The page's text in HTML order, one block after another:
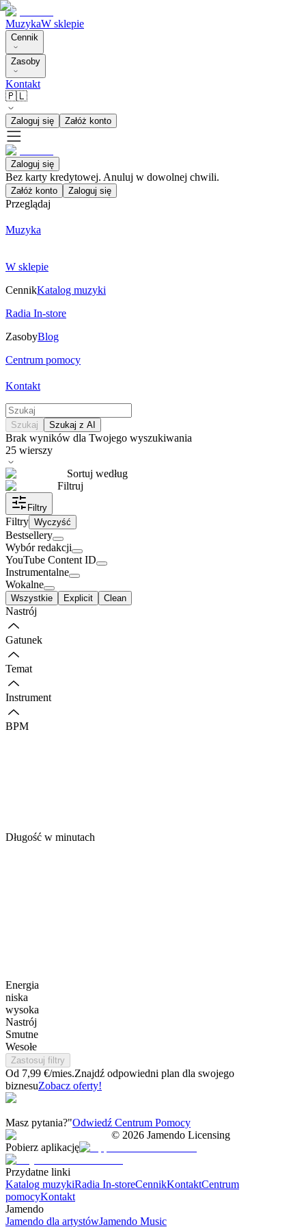
MuzykaW sklepie
Cennik
Zasoby
Kontakt
🇵🇱
Zaloguj się Załóż konto
Zaloguj się
Bez karty kredytowej. Anuluj w dowolnej chwili.
Załóż konto Zaloguj się
Przeglądaj
Muzyka
W sklepie
CennikKatalog muzyki
Radia In-store
ZasobyBlog
Centrum pomocy
Kontakt
Szukaj Szukaj z AI
Brak wyników dla Twojego wyszukiwania
25 wierszy
Sortuj według
Filtruj
Filtry
Filtry Wyczyść
Bestsellery
Wybór redakcji
YouTube Content ID
Instrumentalne
Wokalne
Wszystkie Explicit Clean
Nastrój
Gatunek
Temat
Instrument
BPM
Długość w minutach
Energia
niska
wysoka
Nastrój
Smutne
Wesołe
Zastosuj filtry
Od 7,99 €/mies.Znajdź odpowiedni plan dla swojego
biznesuZobacz oferty!
Masz pytania?"Odwiedź Centrum Pomocy
© 2026 Jamendo Licensing
Pobierz aplikację
Przydatne linki
Katalog muzykiRadia In-storeCennikKontaktCentrum
pomocyKontakt
Jamendo
Jamendo dla artystówJamendo Music